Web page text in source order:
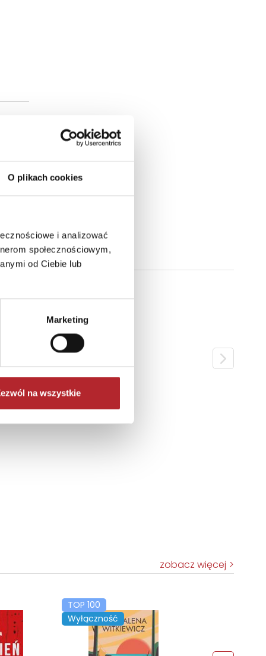
O plikach cookies
i analizować
społecznościowym,
od Ciebie lub
Marketing
na wszystkie
zobacz więcej
TOP 100
Wyłączność